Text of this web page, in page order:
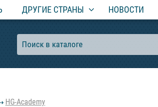
ДРУГИЕ СТРАНЫ НОВОСТИ
HG-Academy